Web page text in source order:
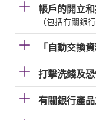
帳戶的開立
（包括有關銀
「自動交換
打擊洗錢及
有關銀行產